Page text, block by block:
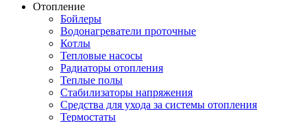
Отопление
Бойлеры
Водонагреватели проточные
Котлы
Тепловые насосы
Радиаторы отопления
Теплые полы
Стабилизаторы напряжения
Средства для ухода за системы отопления
Термостаты